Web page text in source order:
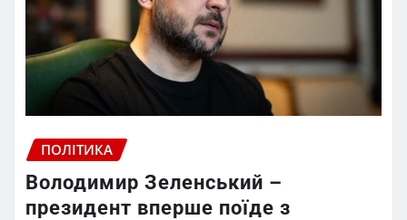
ПОЛІТИКА
Володимир Зеленський –
президент вперше поїде з